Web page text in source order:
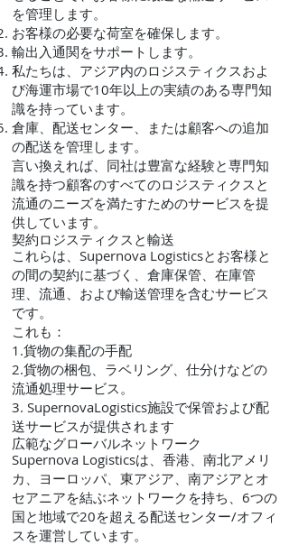
を管理します。
お客様の必要な荷室を確保します。
輸出入通関をサポートします。
私たちは、アジア内のロジスティクスおよ
び海運市場で10年以上の実績のある専門知
識を持っています。
倉庫、配送センター、または顧客への追加
の配送を管理します。
言い換えれば、同社は豊富な経験と専門知
識を持つ顧客のすべてのロジスティクスと
流通のニーズを満たすためのサービスを提
供しています。
契約ロジスティクスと輸送
これらは、Supernova Logisticsとお客様と
の間の契約に基づく、倉庫保管、在庫管
理、流通、および輸送管理を含むサービス
です。
これも：
1.貨物の集配の手配
2.貨物の梱包、ラベリング、仕分けなどの
流通処理サービス。
3. SupernovaLogistics施設で保管および配
送サービスが提供されます
広範なグローバルネットワーク
Supernova Logisticsは、香港、南北アメリ
カ、ヨーロッパ、東アジア、南アジアとオ
セアニアを結ぶネットワークを持ち、6つの
国と地域で20を超える配送センター/オフィ
スを運営しています。